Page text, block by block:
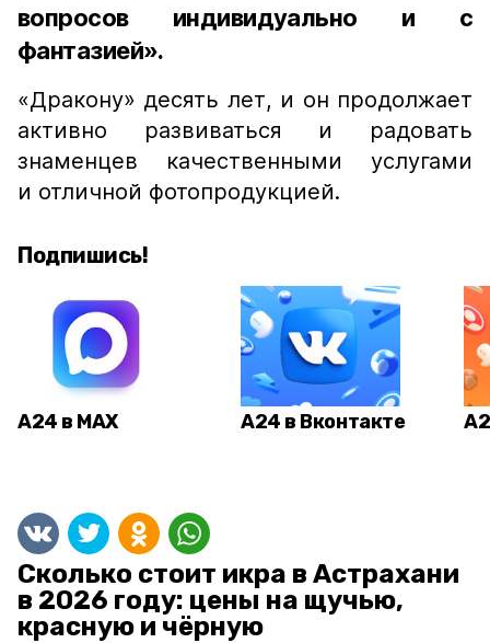
вопросов индивидуально и с
фантазией».
«Дракону» десять лет, и он продолжает
активно развиваться и радовать
знаменцев качественными услугами
и отличной фотопродукцией.
Подпишись!
А24 в MAX А24 в Вконтакте
Сколько стоит икра в Астрахани
в 2026 году: цены на щучью,
красную и чёрную